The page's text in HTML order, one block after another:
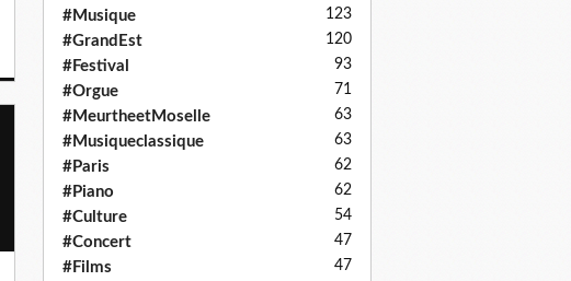
#Musique 123
#GrandEst 120
#Festival 93
#Orgue 71
#MeurtheetMoselle 63
#Musiqueclassique 63
#Paris 62
#Piano 62
#Culture 54
#Concert 47
#Films 47